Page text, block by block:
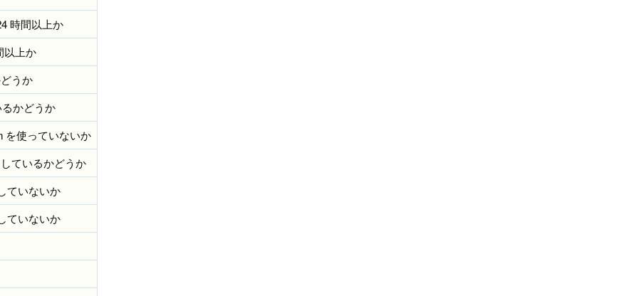
時間以上か
以上か
うか
かどうか
を使っていないか
ているかどうか
ていないか
ていないか